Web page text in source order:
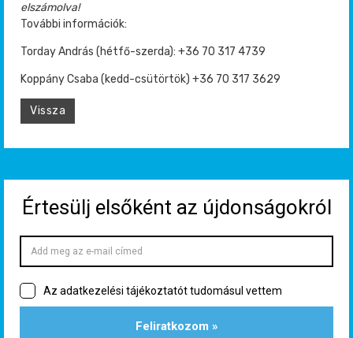
elszámolva!
További információk:
Torday András (hétfő-szerda): +36 70 317 4739
Koppány Csaba (kedd-csütörtök) +36 70 317 3629
Vissza